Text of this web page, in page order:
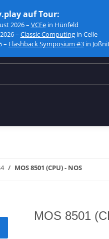
auf Tour:
2026 – VCFein Hünfeld
– Classic Computingin Celle
– Flashback Symposium #3in
MOS 8501 (CPU) - NOS
MOS 8501